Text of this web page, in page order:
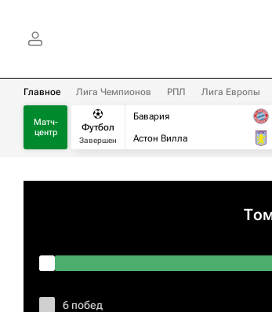
Главное Лига Чемпионов РПЛ Лига Европы
Матч-
центр
Футбол
Завершен
Бавария
Астон Вилла
6 побед